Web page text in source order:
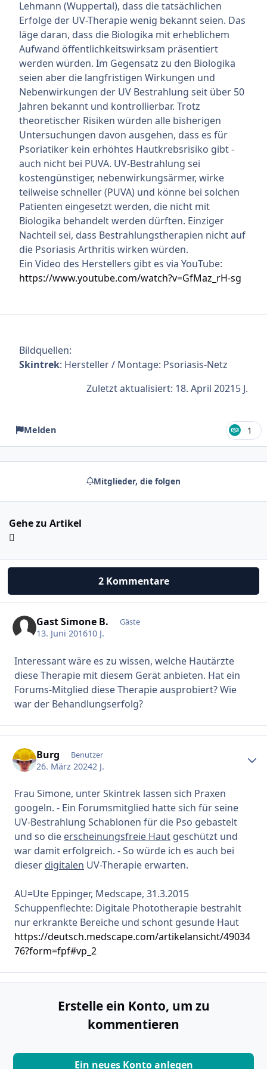
Lehmann (Wuppertal), dass die tatsächlichen
Erfolge der UV-Therapie wenig bekannt seien. Das
läge daran, dass die Biologika mit erheblichem
Aufwand öffentlichkeitswirksam präsentiert
werden würden. Im Gegensatz zu den Biologika
seien aber die langfristigen Wirkungen und
Nebenwirkungen der UV Bestrahlung seit über 50
Jahren bekannt und kontrollierbar. Trotz
theoretischer Risiken würden alle bisherigen
Untersuchungen davon ausgehen, dass es für
Psoriatiker kein erhöhtes Hautkrebsrisiko gibt -
auch nicht bei PUVA. UV-Bestrahlung sei
kostengünstiger, nebenwirkungsärmer, wirke
teilweise schneller (PUVA) und könne bei solchen
Patienten eingesetzt werden, die nicht mit
Biologika behandelt werden dürften. Einziger
Nachteil sei, dass Bestrahlungstherapien nicht auf
die Psoriasis Arthritis wirken würden.
Ein Video des Herstellers gibt es via YouTube:
https://www.youtube.com/watch?v=GfMaz_rH-sg
Bildquellen:
Skintrek: Hersteller / Montage: Psoriasis-Netz
Zuletzt aktualisiert: 18. April 20215 J.
Melden 1
Mitglieder, die folgen
Gehe zu Artikel
2 Kommentare
Gast Simone B. Gäste
13. Juni 201610 J.
Interessant wäre es zu wissen, welche Hautärzte
diese Therapie mit diesem Gerät anbieten. Hat ein
Forums-Mitglied diese Therapie ausprobiert? Wie
war der Behandlungserfolg?
Burg Benutzer
26. März 20242 J.
Frau Simone, unter Skintrek lassen sich Praxen
googeln. - Ein Forumsmitglied hatte sich für seine
UV-Bestrahlung Schablonen für die Pso gebastelt
und so die erscheinungsfreie Haut geschützt und
war damit erfolgreich. - So würde ich es auch bei
dieser digitalen UV-Therapie erwarten.
AU=Ute Eppinger, Medscape, 31.3.2015
Schuppenflechte: Digitale Phototherapie bestrahlt
nur erkrankte Bereiche und schont gesunde Haut
https://deutsch.medscape.com/artikelansicht/49034
76?form=fpf#vp_2
Erstelle ein Konto, um zu
kommentieren
Ein neues Konto anlegen